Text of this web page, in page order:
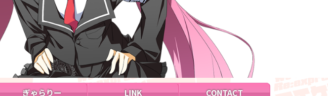
ぎゃらりー LINK CONTACT